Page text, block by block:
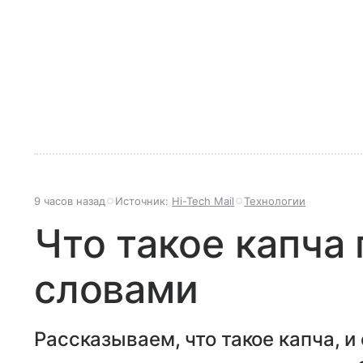
9 часов назад Источник: Hi-Tech Mail Технологии
Что такое
словами
Рассказываем, что такое капча,